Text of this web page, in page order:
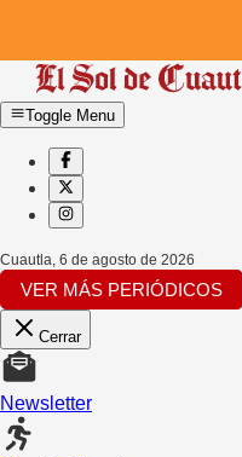
Toggle Menu
Cuautla, 6 de agosto de 2026
VER MÁS PERIÓDICOS
Cerrar
Newsletter